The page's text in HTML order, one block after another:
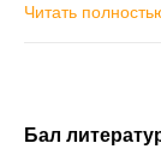
Читать
Бал